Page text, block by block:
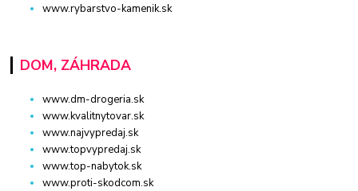
www.rybarstvo-kamenik.sk
DOM, ZÁHRADA
www.dm-drogeria.sk
www.kvalitnytovar.sk
www.najvypredaj.sk
www.topvypredaj.sk
www.top-nabytok.sk
www.proti-skodcom.sk